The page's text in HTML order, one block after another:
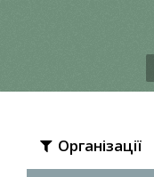
Організації